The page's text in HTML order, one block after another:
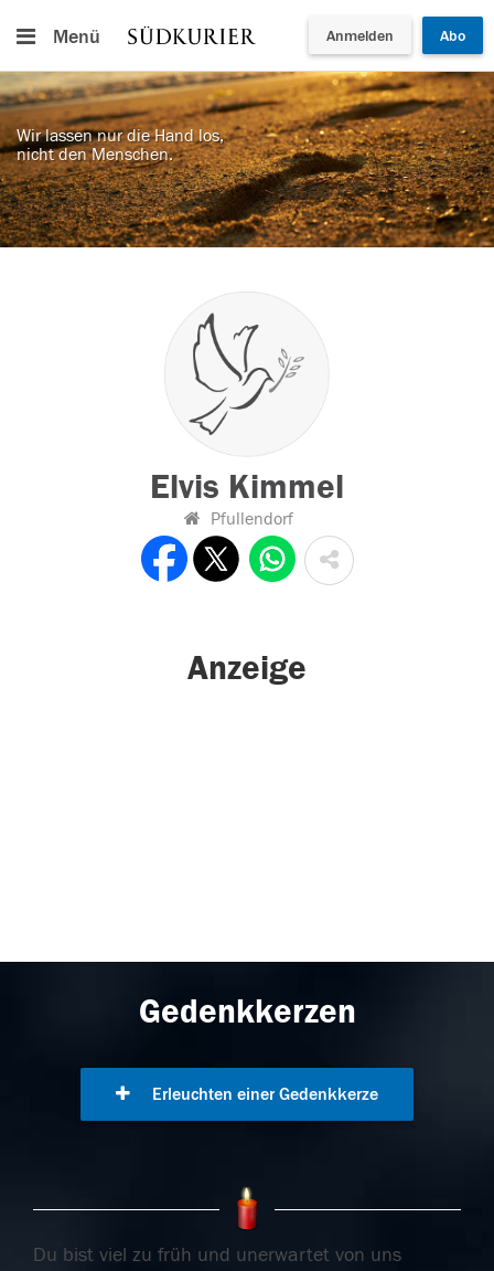
Menü Anmelden Abo
Wir lassen nur die Hand los,
nicht den Menschen.
Elvis Kimmel
Pfullendorf
Anzeige
Gedenkkerzen
Erleuchten einer Gedenkkerze
Du bist viel zu früh und unerwartet von uns